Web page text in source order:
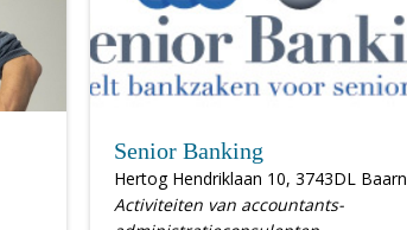
Senior Banking
Hertog Hendriklaan 10, 3743DL Baarn
Activiteiten van accountants-